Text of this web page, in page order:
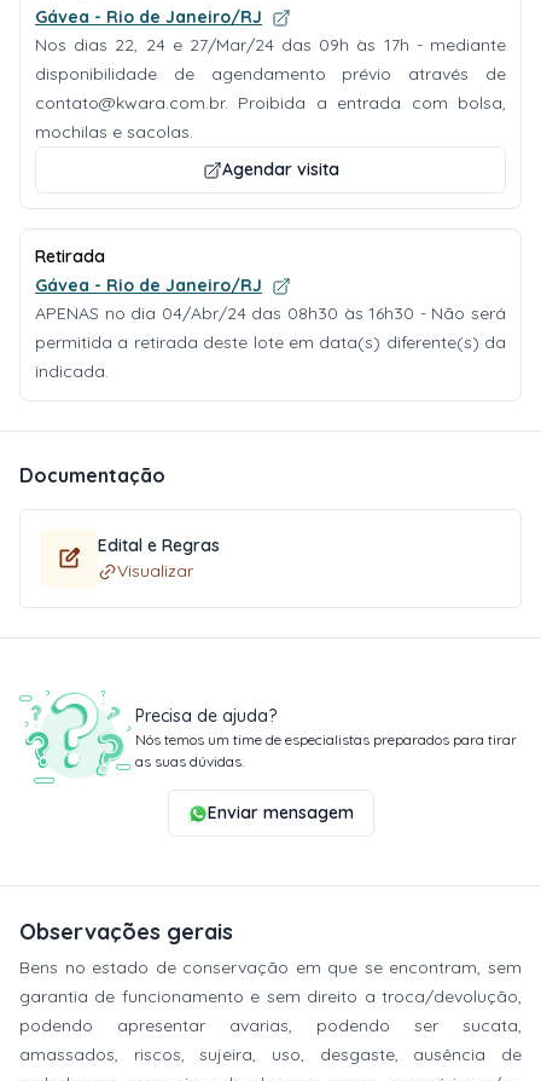
Gávea - Rio de Janeiro/RJ
Nos dias 22, 24 e 27/Mar/24 das 09h às 17h - mediante
disponibilidade de agendamento prévio através de
contato@kwara.com.br. Proibida a entrada com bolsa,
mochilas e sacolas.
Agendar visita
Retirada
Gávea - Rio de Janeiro/RJ
APENAS no dia 04/Abr/24 das 08h30 às 16h30 - Não será
permitida a retirada deste lote em data(s) diferente(s) da
indicada.
Documentação
Edital e Regras
Visualizar
Precisa de ajuda?
Nós temos um time de especialistas preparados para tirar
as suas dúvidas.
Enviar mensagem
Observações gerais
Bens no estado de conservação em que se encontram, sem
garantia de funcionamento e sem direito a troca/devolução,
podendo apresentar avarias, podendo ser sucata,
amassados, riscos, sujeira, uso, desgaste, ausência de